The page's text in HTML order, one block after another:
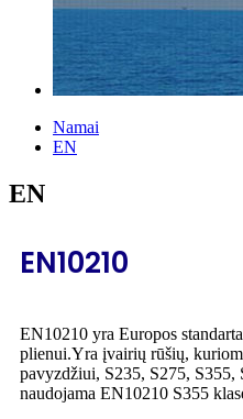
Namai
EN
EN
EN10210
EN10210 yra Europos
plienui.Yra įvairių rūšių,
pavyzdžiui, S235, S275, S355,
naudojama EN10210 S355